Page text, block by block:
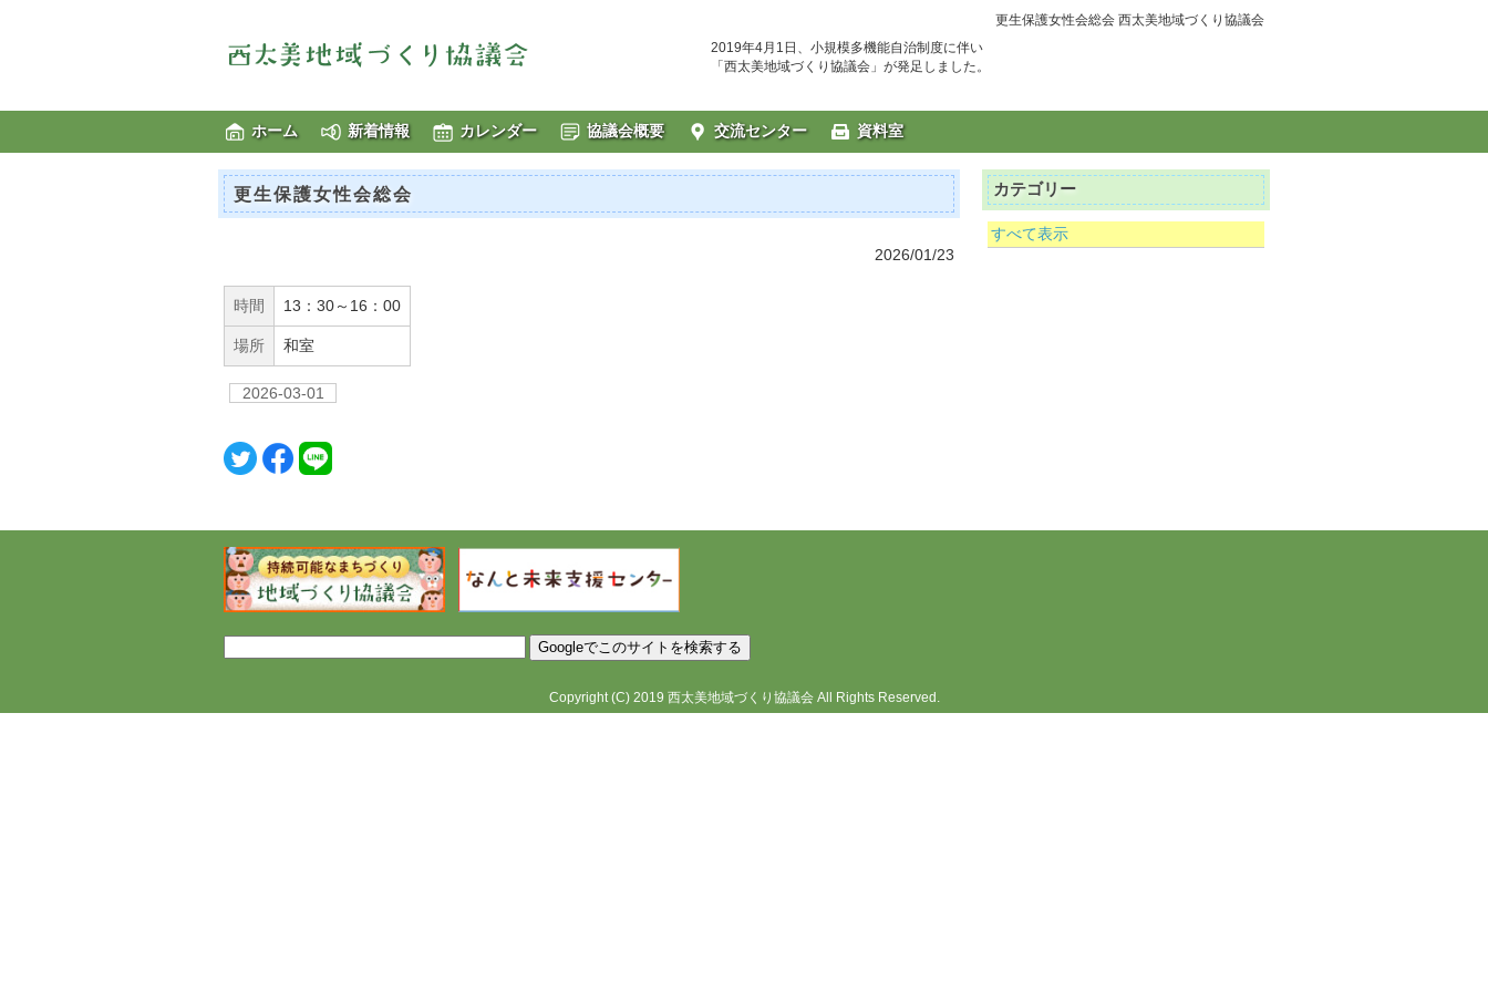
更生保護女性会総会 西太美地域づくり協議会
2019年4月1日、小規模多機能自治制度に伴い
「西太美地域づくり協議会」が発足しました。
ホーム 新着情報 カレンダー 協議会概要 交流センター 資料室
更生保護女性会総会
2026/01/23
時間 13：30～16：00
場所 和室
2026-03-01
カテゴリー
すべて表示
Copyright(C) 2019 西太美地域づくり協議会All Rights Reserved.